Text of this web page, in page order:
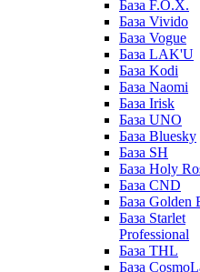
База F.O.X.
База Vivido
База Vogue
База LAK'U
База Kodi
База Naomi
База Irisk
База UNO
База Bluesky
База SH
База Holy
База CND
База Golden
База Starlet
Professional
База THL
База